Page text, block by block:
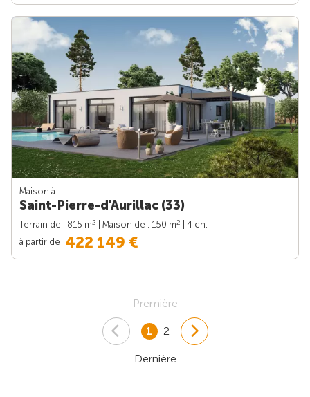
Maison à
Saint-Pierre-d'Aurillac (33)
Terrain de : 815 m2 | Maison de : 150 m2
| 4 ch.
à partir de 422 149 €
Première
1 2
Dernière